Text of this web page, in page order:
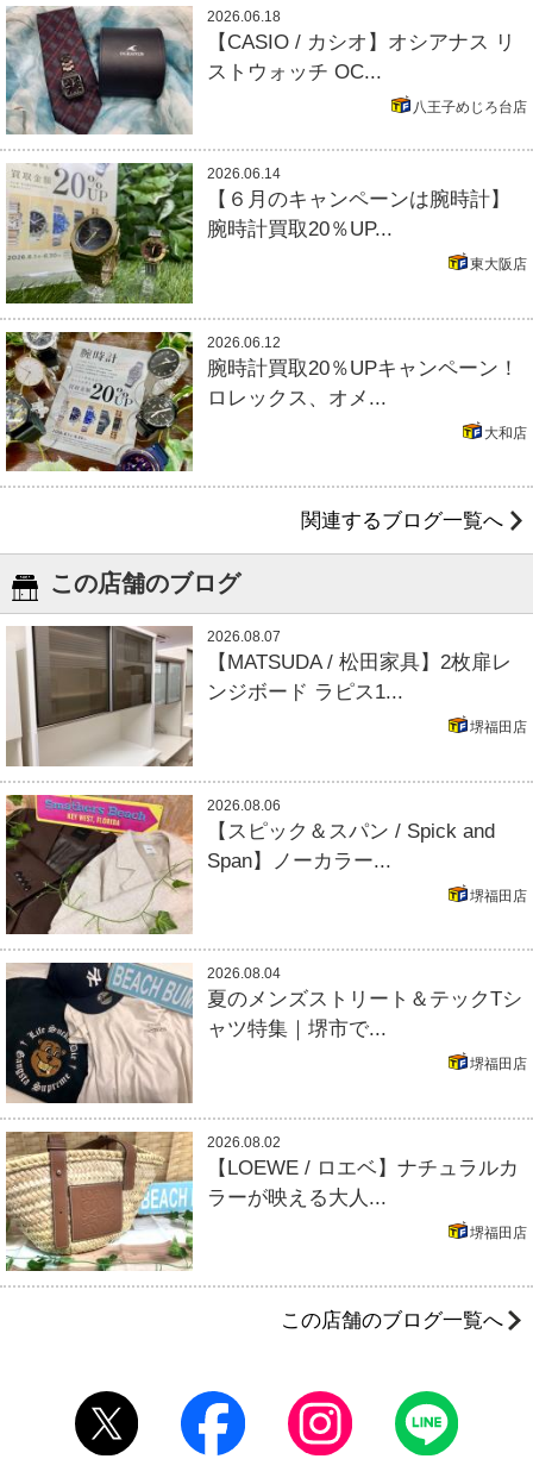
2026.06.18
【CASIO / カシオ】オシアナス リ
ストウォッチ OC...
八王子めじろ台店
2026.06.14
【６月のキャンペーンは腕時計】
腕時計買取20％UP...
東大阪店
2026.06.12
腕時計買取20％UPキャンペーン！
ロレックス、オメ...
大和店
関連するブログ一覧へ
この店舗のブログ
2026.08.07
【MATSUDA / 松田家具】2枚扉レ
ンジボード ラピス1...
堺福田店
2026.08.06
【スピック＆スパン / Spick and
Span】ノーカラー...
堺福田店
2026.08.04
夏のメンズストリート＆テックTシ
ャツ特集｜堺市で...
堺福田店
2026.08.02
【LOEWE / ロエベ】ナチュラルカ
ラーが映える大人...
堺福田店
この店舗のブログ一覧へ